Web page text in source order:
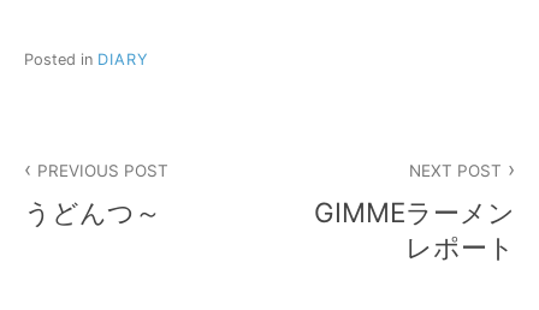
Posted in DIARY
稿
PREVIOUS POST
うどんつ～
NEXT POST
GIMMEラーメン
レポート